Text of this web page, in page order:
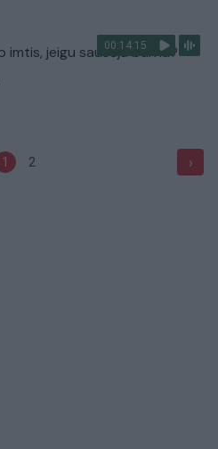
00:14:15
imtis, jeigu sausėja burna?
1 2 ›